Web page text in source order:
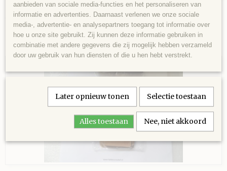
Kraft label, label afmeting 9x4,5 cm, per stuk
€ 0,10
aanbieden van sociale media-functies en het personaliseren van
informatie en advertenties. Daarnaast verlenen we onze sociale
media-, advertentie- en analysepartners toegang tot informatie over
hoe u onze site gebruikt. Zij kunnen deze informatie gebruiken in
combinatie met andere gegevens die zij mogelijk hebben verzameld
door uw gebruik van hun diensten of die u hen hebt verstrekt.
Later opnieuw tonen Selectie toestaan
Alles toestaan Nee, niet akkoord